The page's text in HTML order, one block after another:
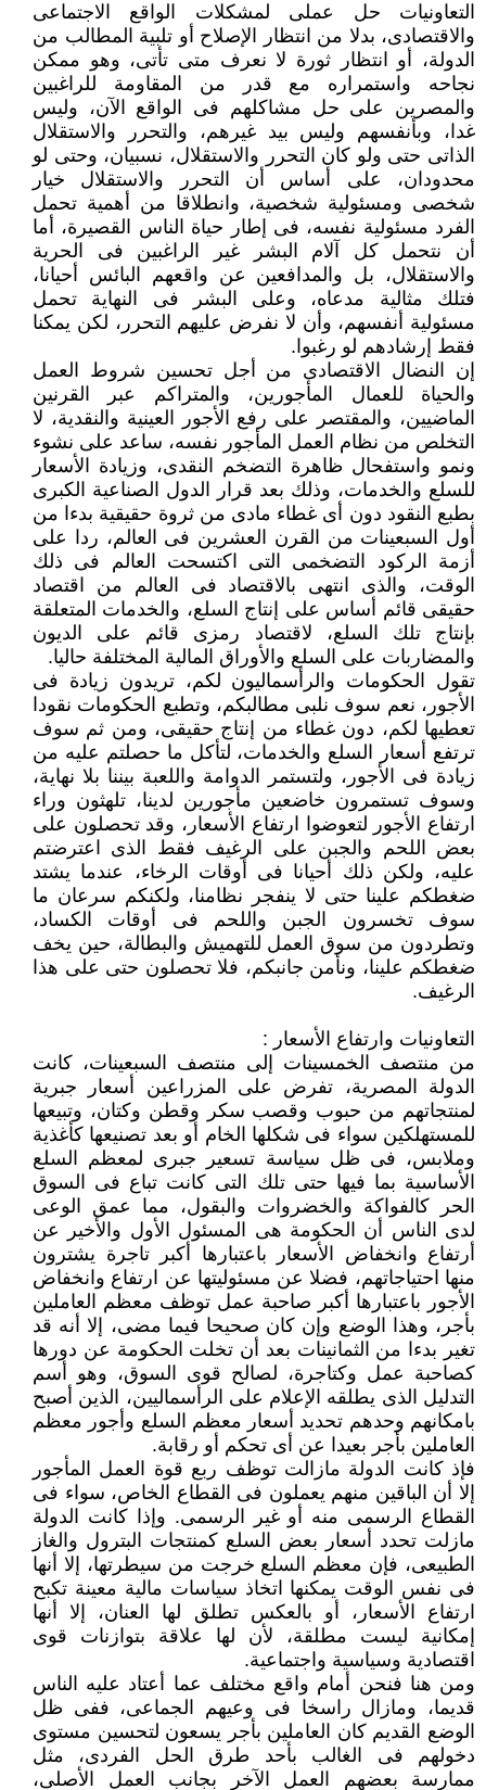
التعاونيات حل عملى لمشكلات الواقع الاجتماعى
والاقتصادى، بدلا من انتظار الإصلاح أو تلبية المطالب من
الدولة، أو انتظار ثورة لا نعرف متى تأتى، وهو ممكن
نجاحه واستمراره مع قدر من المقاومة للراغبين
والمصرين على حل مشاكلهم فى الواقع الآن، وليس
غدا، وبأنفسهم وليس بيد غيرهم، والتحرر والاستقلال
الذاتى حتى ولو كان التحرر والاستقلال، نسبيان، وحتى لو
محدودان، على أساس أن التحرر والاستقلال خيار
شخصى ومسئولية شخصية، وانطلاقا من أهمية تحمل
الفرد مسئولية نفسه، فى إطار حياة الناس القصيرة، أما
أن نتحمل كل آلام البشر غير الراغبين فى الحرية
والاستقلال، بل والمدافعين عن واقعهم البائس أحيانا،
فتلك مثالية مدعاه، وعلى البشر فى النهاية تحمل
مسئولية أنفسهم، وأن لا نفرض عليهم التحرر، لكن يمكنا
فقط إرشادهم لو رغبوا.
إن النضال الاقتصادى من أجل تحسين شروط العمل
والحياة للعمال المأجورين، والمتراكم عبر القرنين
الماضيين، والمقتصر على رفع الأجور العينية والنقدية، لا
التخلص من نظام العمل المأجور نفسه، ساعد على نشوء
ونمو واستفحال ظاهرة التضخم النقدى، وزيادة الأسعار
للسلع والخدمات، وذلك بعد قرار الدول الصناعية الكبرى
بطبع النقود دون أى غطاء مادى من ثروة حقيقية بدءا من
أول السبعينات من القرن العشرين فى العالم، ردا على
أزمة الركود التضخمى التى اكتسحت العالم فى ذلك
الوقت، والذى انتهى بالاقتصاد فى العالم من اقتصاد
حقيقى قائم أساس على إنتاج السلع، والخدمات المتعلقة
بإنتاج تلك السلع، لاقتصاد رمزى قائم على الديون
والمضاربات على السلع والأوراق المالية المختلفة حاليا.
تقول الحكومات والرأسماليون لكم، تريدون زيادة فى
الأجور، نعم سوف نلبى مطالبكم، وتطبع الحكومات نقودا
تعطيها لكم، دون غطاء من إنتاج حقيقى، ومن ثم سوف
ترتفع أسعار السلع والخدمات، لتأكل ما حصلتم عليه من
زيادة فى الأجور، ولتستمر الدوامة واللعبة بيننا بلا نهاية،
وسوف تستمرون خاضعين مأجورين لدينا، تلهثون وراء
ارتفاع الأجور لتعوضوا ارتفاع الأسعار، وقد تحصلون على
بعض اللحم والجبن على الرغيف فقط الذى اعترضتم
عليه، ولكن ذلك أحيانا فى أوقات الرخاء، عندما يشتد
ضغطكم علينا حتى لا ينفجر نظامنا، ولكنكم سرعان ما
سوف تخسرون الجبن واللحم فى أوقات الكساد،
وتطردون من سوق العمل للتهميش والبطالة، حين يخف
ضغطكم علينا، ونأمن جانبكم، فلا تحصلون حتى على هذا
الرغيف.
التعاونيات وارتفاع الأسعار :
من منتصف الخمسينات إلى منتصف السبعينات، كانت
الدولة المصرية، تفرض على المزراعين أسعار جبرية
لمنتجاتهم من حبوب وقصب سكر وقطن وكتان، وتبيعها
للمستهلكين سواء فى شكلها الخام أو بعد تصنيعها كأغذية
وملابس، فى ظل سياسة تسعير جبرى لمعظم السلع
الأساسية بما فيها حتى تلك التى كانت تباع فى السوق
الحر كالفواكة والخضروات والبقول، مما عمق الوعى
لدى الناس أن الحكومة هى المسئول الأول والأخير عن
أرتفاع وانخفاض الأسعار باعتبارها أكبر تاجرة يشترون
منها احتياجاتهم، فضلا عن مسئوليتها عن ارتفاع وانخفاض
الأجور باعتبارها أكبر صاحبة عمل توظف معظم العاملين
بأجر، وهذا الوضع وإن كان صحيحا فيما مضى، إلا أنه قد
تغير بدءا من الثمانينات بعد أن تخلت الحكومة عن دورها
كصاحبة عمل وكتاجرة، لصالح قوى السوق، وهو أسم
التدليل الذى يطلقه الإعلام على الرأسماليين، الذين أصبح
بامكانهم وحدهم تحديد أسعار معظم السلع وأجور معظم
العاملين بأجر بعيدا عن أى تحكم أو رقابة.
فإذ كانت الدولة مازالت توظف ربع قوة العمل المأجور
إلا أن الباقين منهم يعملون فى القطاع الخاص، سواء فى
القطاع الرسمى منه أو غير الرسمى. وإذا كانت الدولة
مازلت تحدد أسعار بعض السلع كمنتجات البترول والغاز
الطبيعى، فإن معظم السلع خرجت من سيطرتها، إلا أنها
فى نفس الوقت يمكنها اتخاذ سياسات مالية معينة تكبح
ارتفاع الأسعار، أو بالعكس تطلق لها العنان، إلا أنها
إمكانية ليست مطلقة، لأن لها علاقة بتوازنات قوى
اقتصادية وسياسية واجتماعية.
ومن هنا فنحن أمام واقع مختلف عما أعتاد عليه الناس
قديما، ومازال راسخا فى وعيهم الجماعى، ففى ظل
الوضع القديم كان العاملين بأجر يسعون لتحسين مستوى
دخولهم فى الغالب بأحد طرق الحل الفردى، مثل
ممارسة بعضهم العمل الآخر بجانب العمل الأصلى،